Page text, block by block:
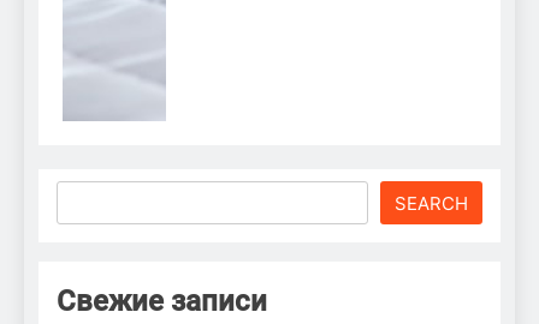
SEARCH
Свежие записи